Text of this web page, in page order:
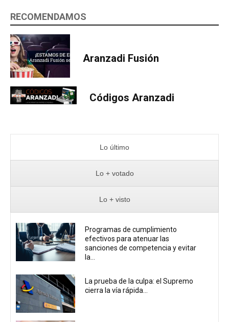
RECOMENDAMOS
Aranzadi Fusión
Códigos Aranzadi
Lo último
Lo + votado
Lo + visto
Programas de cumplimiento
efectivos para atenuar las
sanciones de competencia y evitar
la...
La prueba de la culpa: el Supremo
cierra la vía rápida...